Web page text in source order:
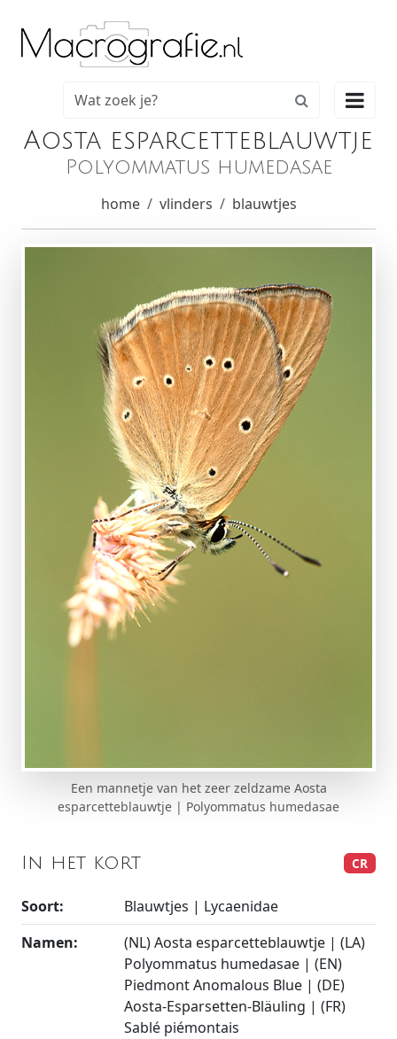

Aosta esparcetteblauwtje
Polyommatus humedasae
home vlinders blauwtjes
Een mannetje van het zeer zeldzame Aosta
esparcetteblauwtje | Polyommatus humedasae
In het kort CR
Soort:
Blauwtjes | Lycaenidae
Namen:
(NL) Aosta esparcetteblauwtje | (LA)
Polyommatus humedasae | (EN)
Piedmont Anomalous Blue | (DE)
Aosta-Esparsetten-Bläuling | (FR)
Sablé piémontais